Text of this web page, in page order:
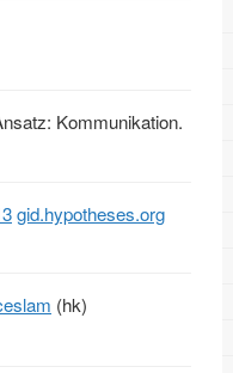
Kommunikation.
gid.hypotheses.org
(hk)